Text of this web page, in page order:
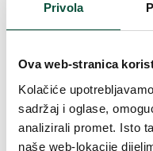
Privola
Ova web-stranica
Kolačiće
sadržaj i oglase,
analizirali promet. Isto
naše web-lokacije
Visina (sa postoljem)
Oblikovanje
Vrsta iglica